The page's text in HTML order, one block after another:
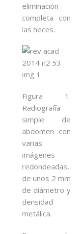
eliminación
completa con
las heces.
Figura 1.
Radiografía
simple de
abdomen con
varias
imágenes
redondeadas,
de unos 2 mm
de diámetro y
densidad
metálica.